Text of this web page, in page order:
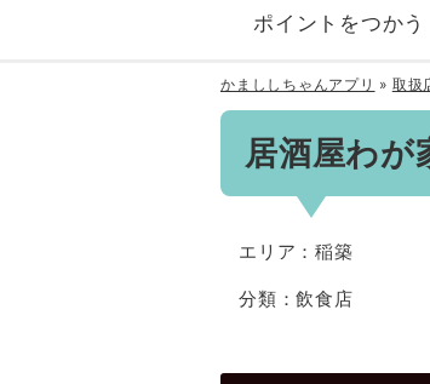
ポイントをつかう
かまししちゃんアプリ » 取扱
居酒屋わが
エリア：稲築
分類：飲食店